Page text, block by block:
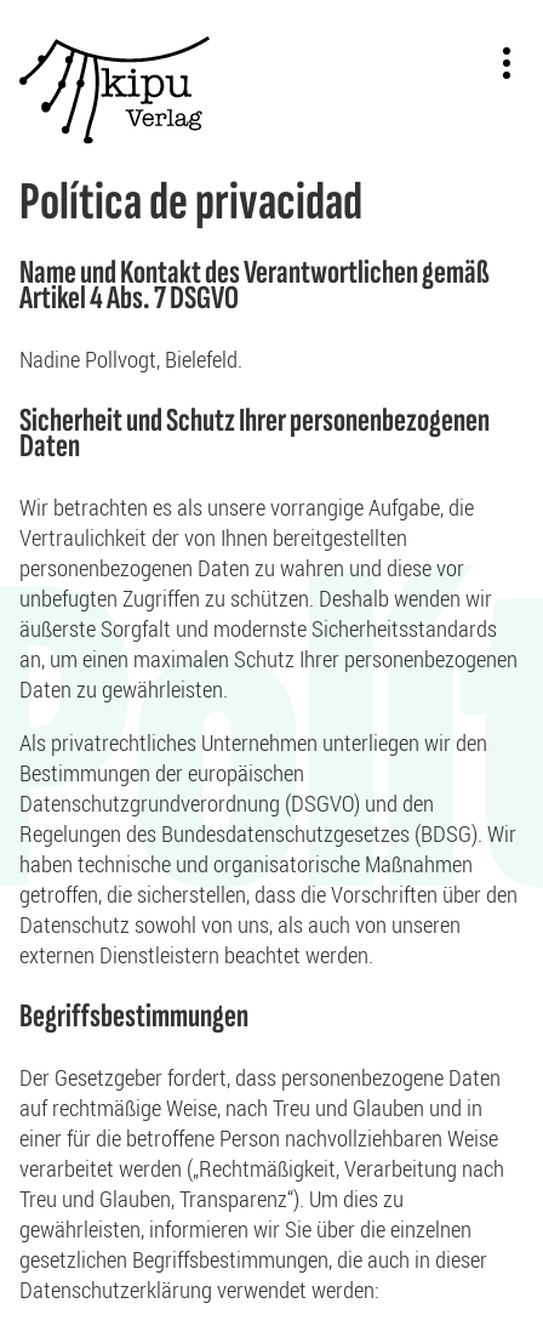
Política de privacidad
Name und Kontakt des Verantwortlichen gemäß
Artikel 4 Abs. 7 DSGVO
Nadine Pollvogt, Bielefeld.
Sicherheit und Schutz Ihrer personenbezogenen
Daten
Wir betrachten es als unsere vorrangige Aufgabe, die
Vertraulichkeit der von Ihnen bereitgestellten
personenbezogenen Daten zu wahren und diese vor
unbefugten Zugriffen zu schützen. Deshalb wenden wir
äußerste Sorgfalt und modernste Sicherheitsstandards
an, um einen maximalen Schutz Ihrer personenbezogenen
Daten zu gewährleisten.
Als privatrechtliches Unternehmen unterliegen wir den
Bestimmungen der europäischen
Datenschutzgrundverordnung (DSGVO) und den
Regelungen des Bundesdatenschutzgesetzes (BDSG). Wir
haben technische und organisatorische Maßnahmen
getroffen, die sicherstellen, dass die Vorschriften über den
Datenschutz sowohl von uns, als auch von unseren
externen Dienstleistern beachtet werden.
Begriffsbestimmungen
Der Gesetzgeber fordert, dass personenbezogene Daten
auf rechtmäßige Weise, nach Treu und Glauben und in
einer für die betroffene Person nachvollziehbaren Weise
verarbeitet werden („Rechtmäßigkeit, Verarbeitung nach
Treu und Glauben, Transparenz“). Um dies zu
gewährleisten, informieren wir Sie über die einzelnen
gesetzlichen Begriffsbestimmungen, die auch in dieser
Datenschutzerklärung verwendet werden: